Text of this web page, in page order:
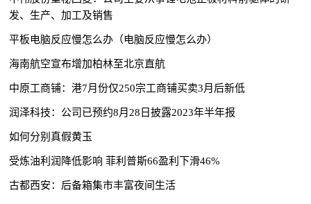
发、生产、加工及销售
平板电脑反应慢怎么办（电脑反应慢怎么办）
海南航空宣布增加柏林至北京直航
中原工商铺：港7月份仅250宗工商铺买卖3月后新低
润泽科技：公司已预约8月28日披露2023年半年报
如何分别真假黄玉
受炼油利润降低影响 菲利普斯66盈利下滑46%
古都西安：后备箱集市丰富夜间生活